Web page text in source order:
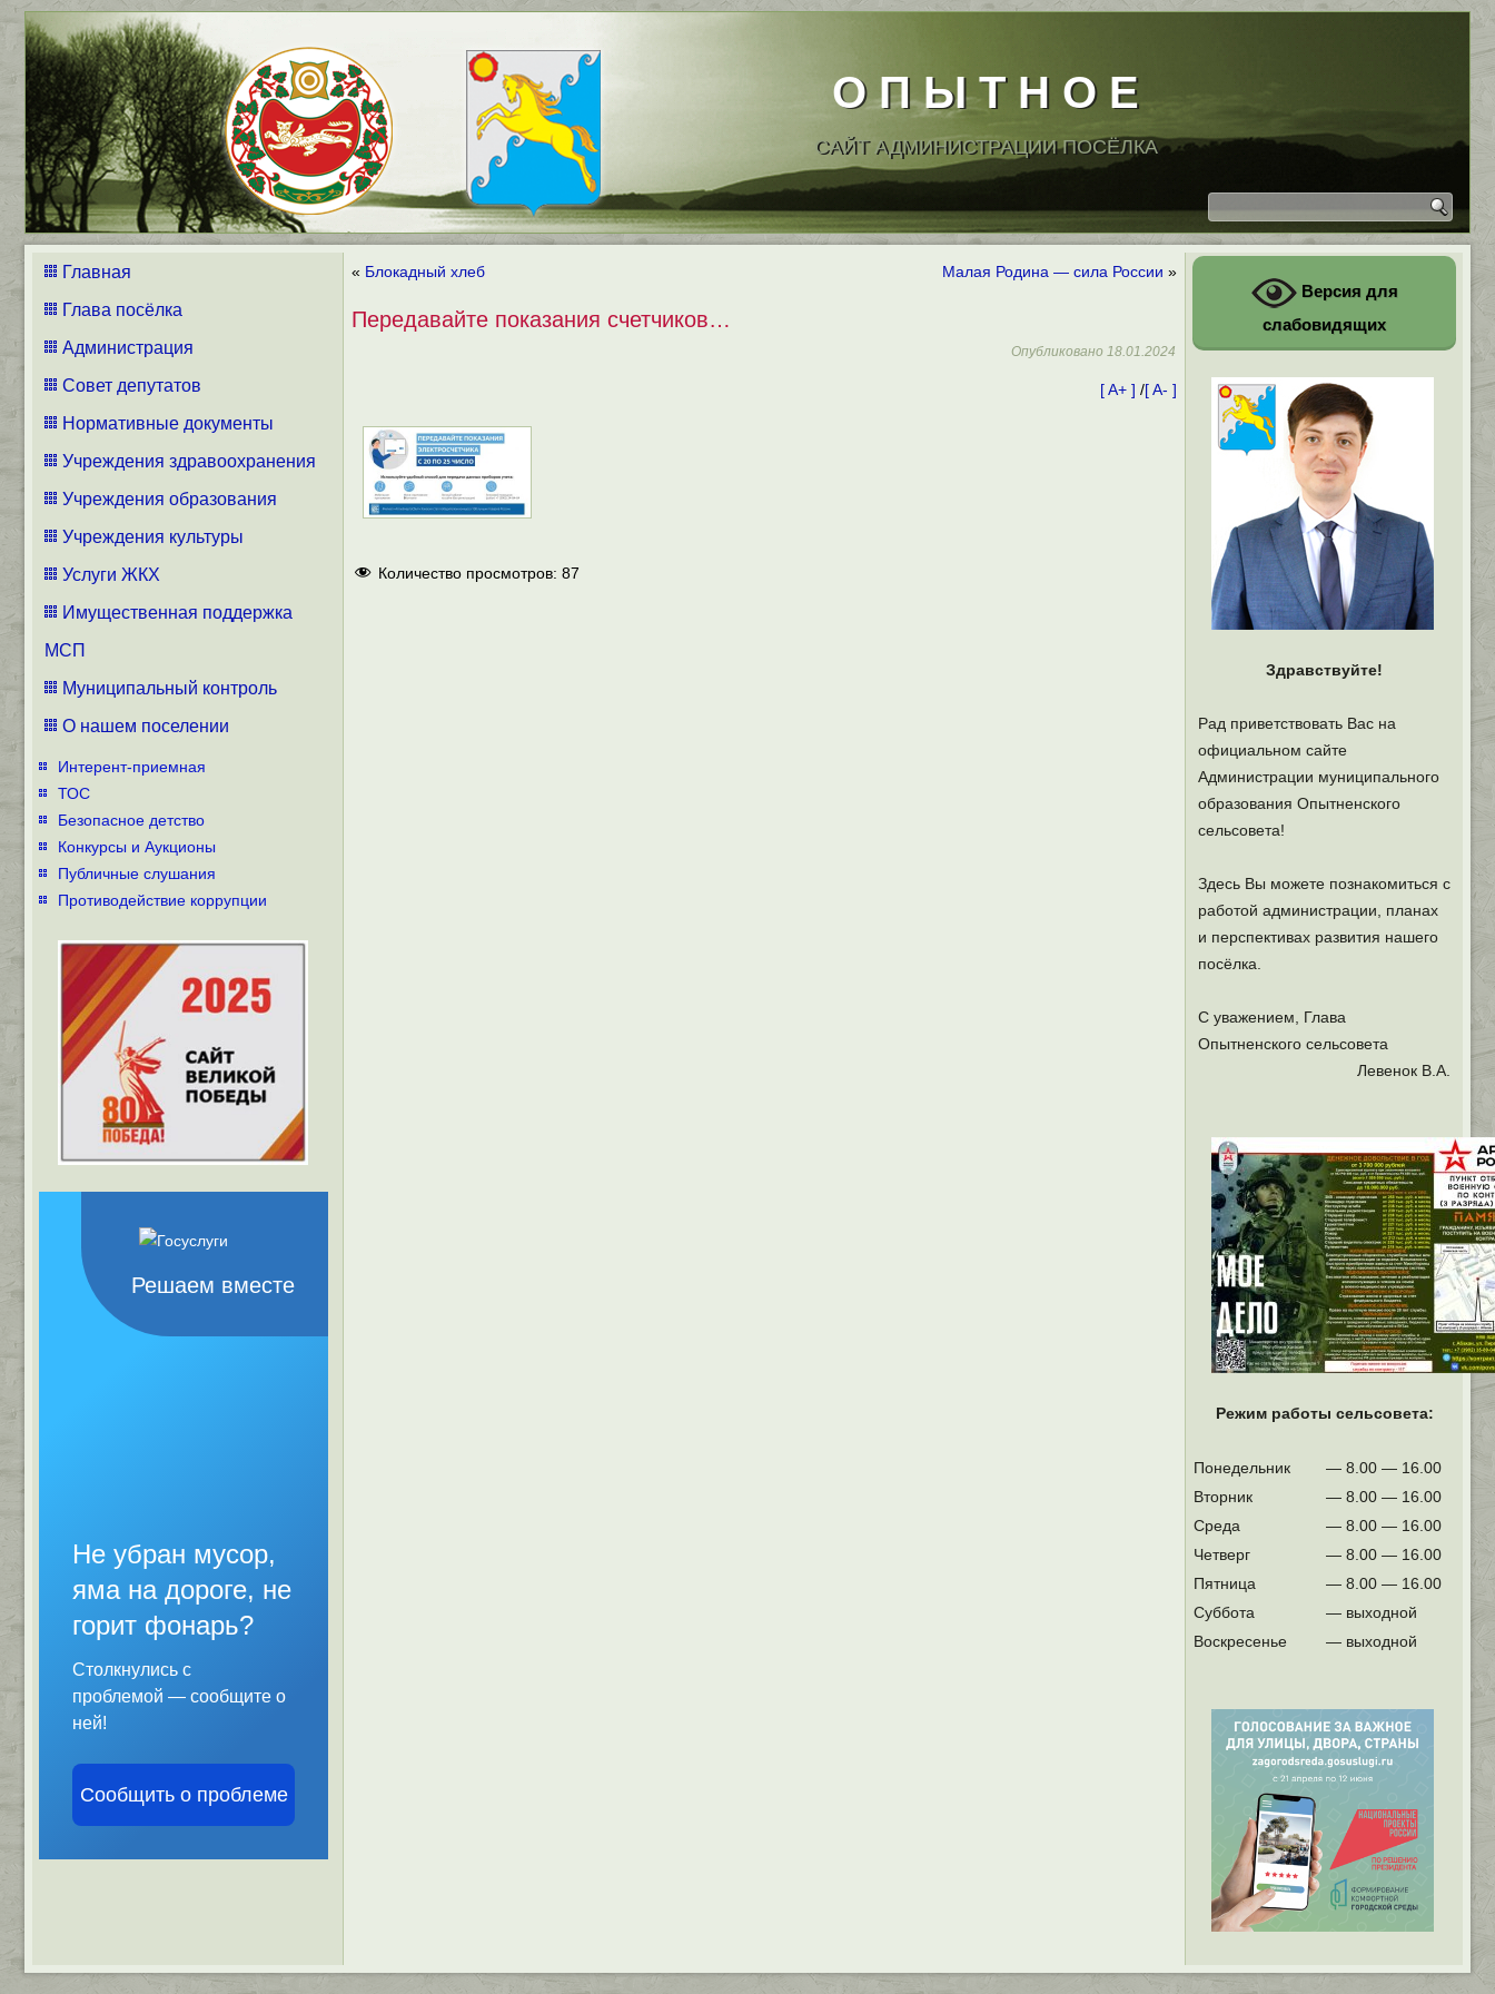
О П Ы Т Н О Е
САЙТ АДМИНИСТРАЦИИ ПОСЁЛКА
Главная
Глава посёлка
Администрация
Совет депутатов
Нормативные документы
Учреждения здравоохранения
Учреждения образования
Учреждения культуры
Услуги ЖКХ
Имущественная поддержка
МСП
Муниципальный контроль
О нашем поселении
Интерент-приемная
ТОС
Безопасное детство
Конкурсы и Аукционы
Публичные слушания
Противодействие коррупции
Решаем вместе
Не убран мусор,
яма на дороге, не
горит фонарь?
Столкнулись с
проблемой — сообщите о
ней!
Сообщить о проблеме
« Блокадный хлеб Малая Родина — сила России »
Передавайте показания счетчиков…
Опубликовано 18.01.2024
[ A+ ] /[ A- ]
Количество просмотров: 87
Версия для
слабовидящих
Здравствуйте!
Рад приветствовать Вас на
официальном сайте
Администрации муниципального
образования Опытненского
сельсовета!
Здесь Вы можете познакомиться с
работой администрации, планах
и перспективах развития нашего
посёлка.
С уважением, Глава
Опытненского сельсовета
Левенок В.А.
Режим работы сельсовета:
Понедельник
— 8.00 — 16.00
Вторник
— 8.00 — 16.00
Среда
— 8.00 — 16.00
Четверг
— 8.00 — 16.00
Пятница
— 8.00 — 16.00
Суббота
— выходной
Воскресенье
— выходной